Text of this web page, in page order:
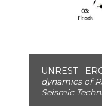
UNREST -
dynamics of
Seismic